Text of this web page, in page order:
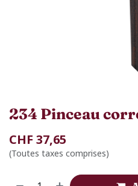
234 Pinceau
CHF 37,65
(Toutes taxes comprises)